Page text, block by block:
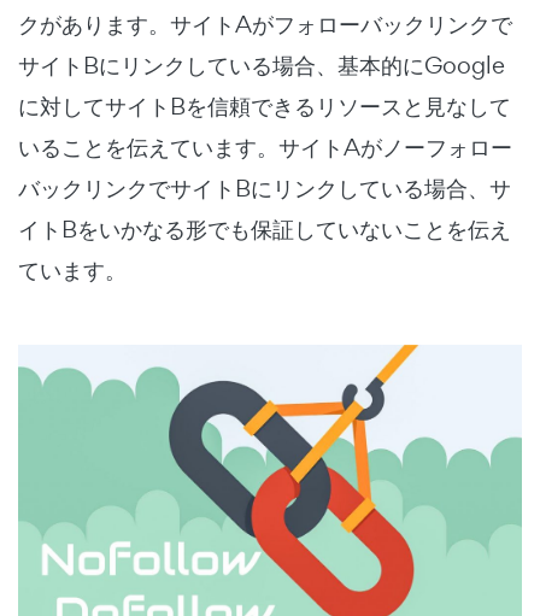
クがあります。サイトAがフォローバックリンクで
サイトBにリンクしている場合、基本的にGoogle
に対してサイトBを信頼できるリソースと見なして
いることを伝えています。サイトAがノーフォロー
バックリンクでサイトBにリンクしている場合、サ
イトBをいかなる形でも保証していないことを伝え
ています。